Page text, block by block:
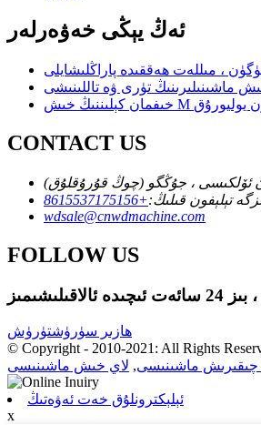
ئەڭ يېڭى خەۋەرلەر
ماشىنىلىرىنىڭ تۈرى ۋە تاللىنىشى
CONTACT US
ئۆلكىسى ، جۇڭگو (چوڭ قۇرۇقلۇق)
تېلېفون قىلىڭ:+8615537175156
wdsale@cnwdmachine.com
FOLLOW US
ھازىر سۈرۈشتۈرۈش
© Copyright - 2010-2021: All Rights
ماشىنىسى, لاي خىش ماشىنىسى
ئېلېكترونلۇق خەت ئەۋەتىڭ
x